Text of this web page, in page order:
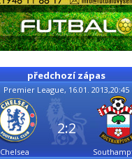
předchozí zápas
Premier League, 16.01. 2013,20:45
Chelsea
2:2